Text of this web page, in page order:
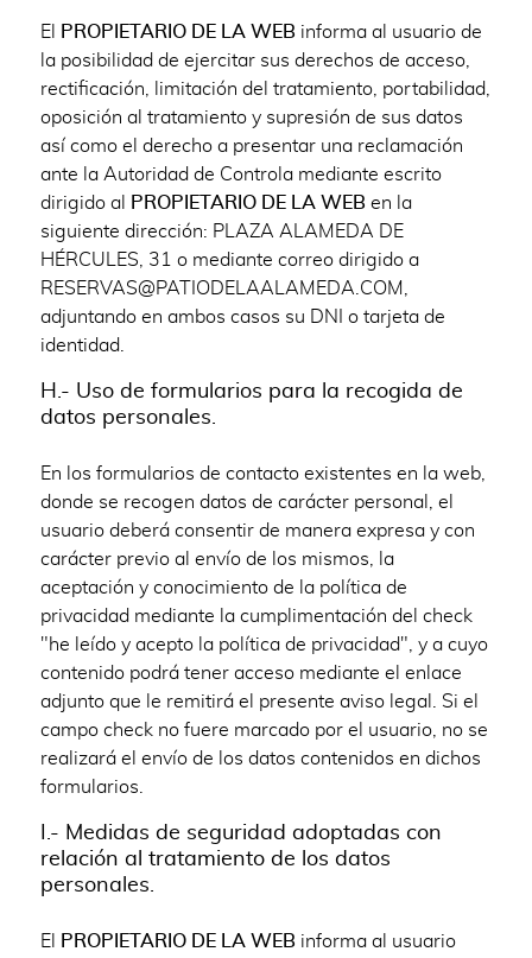
El PROPIETARIO DE LA WEB informa al usuario de
la posibilidad de ejercitar sus derechos de acceso,
rectificación, limitación del tratamiento, portabilidad,
oposición al tratamiento y supresión de sus datos
así como el derecho a presentar una reclamación
ante la Autoridad de Controla mediante escrito
dirigido al
PROPIETARIO DE LA WEB en la
siguiente dirección: PLAZA ALAMEDA DE
HÉRCULES, 31 o mediante correo dirigido a
RESERVAS@PATIODELAALAMEDA.COM,
adjuntando en ambos casos su DNI o tarjeta de
identidad.
H.- Uso de formularios para la recogida de
datos personales.
En los formularios de contacto existentes en la web,
donde se recogen datos de carácter personal, el
usuario deberá consentir de manera expresa y con
carácter previo al envío de los mismos, la
aceptación y conocimiento de la política de
privacidad mediante la cumplimentación del check
"he leído y acepto la política de privacidad", y a cuyo
contenido podrá tener acceso mediante el enlace
adjunto que le remitirá el presente aviso legal. Si el
campo check no fuere marcado por el usuario, no se
realizará el envío de los datos contenidos en dichos
formularios.
I.- Medidas de seguridad adoptadas con
relación al tratamiento de los datos
personales.
El PROPIETARIO DE LA WEB informa al usuario